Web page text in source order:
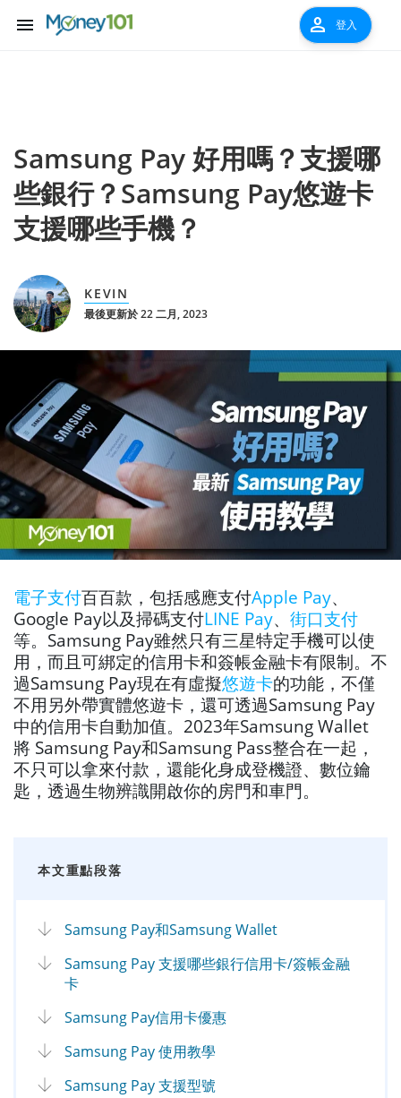
menu person 登入
Samsung Pay 好用嗎？支援哪
些銀行？Samsung Pay悠遊卡
支援哪些手機？
KEVIN
最後更新於 22 二月, 2023
電子支付百百款，包括感應支付Apple Pay、
Google Pay以及掃碼支付LINE Pay、 街口支付
等。Samsung Pay雖然只有三星特定手機可以使
用，而且可綁定的信用卡和簽帳金融卡有限制。不
過Samsung Pay現在有虛擬悠遊卡的功能，不僅
不用另外帶實體悠遊卡，還可透過Samsung Pay
中的信用卡自動加值。2023年Samsung Wallet
將 Samsung Pay和Samsung Pass整合在一起，
不只可以拿來付款，還能化身成登機證、數位鑰
匙，透過生物辨識開啟你的房門和車門。
本文重點段落
Samsung Pay和Samsung Wallet
Samsung Pay 支援哪些銀行信用卡/簽帳金融
卡
Samsung Pay信用卡優惠
Samsung Pay 使用教學
Samsung Pay 支援型號